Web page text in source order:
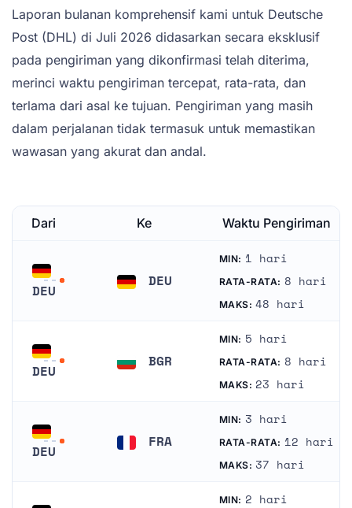
Laporan bulanan komprehensif kami untuk Deutsche
Post (DHL) di Juli 2026 didasarkan secara eksklusif
pada pengiriman yang dikonfirmasi telah diterima,
merinci waktu pengiriman tercepat, rata-rata, dan
terlama dari asal ke tujuan. Pengiriman yang masih
dalam perjalanan tidak termasuk untuk memastikan
wawasan yang akurat dan andal.
Dari Ke Waktu Pengiriman
DEU
DEU
MIN: 1 hari
RATA-RATA: 8 hari
MAKS: 48 hari
DEU
BGR
MIN: 5 hari
RATA-RATA: 8 hari
MAKS: 23 hari
DEU
FRA
MIN: 3 hari
RATA-RATA: 12 hari
MAKS: 37 hari
MIN: 2 hari